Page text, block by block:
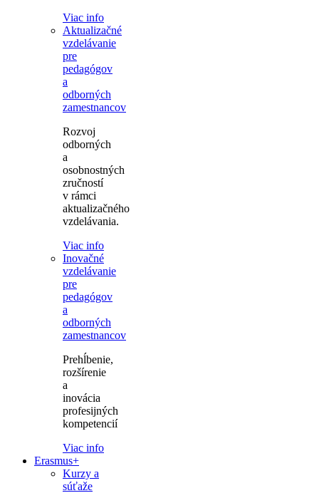
Viac info
Aktualizačné
vzdelávanie
pre
pedagógov
a
odborných
zamestnancov
Rozvoj
odborných
a
osobnostných
zručností
v rámci
aktualizačného
vzdelávania.
Viac info
Inovačné
vzdelávanie
pre
pedagógov
a
odborných
zamestnancov
Prehĺbenie,
rozšírenie
a
inovácia
profesijných
kompetencií
Viac info
Erasmus+
Kurzy a
súťaže